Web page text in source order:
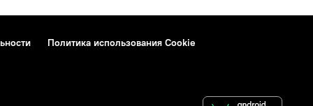
Политика использования Cookie